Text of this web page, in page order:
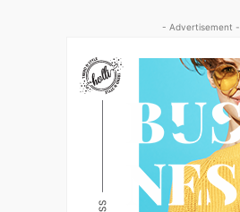
- Advertisement -